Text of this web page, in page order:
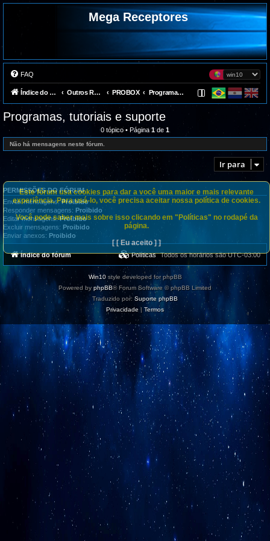
Mega Receptores
FAQ
Índice do fórum Outros Receptores PROBOX Programas, tutoriais e suporte
Programas, tutoriais e suporte
0 tópico • Página1de 1
Não há mensagens neste fórum.
Ir para
PERMISSÕES DO FÓRUM
Enviar mensagens:Proibido
Responder mensagens: Proibido
Editar mensagens:Proibido
Excluir mensagens: Proibido
Enviar anexos: Proibido
Este fórum usa cookies para dar a você uma maior e mais relevante
experiência. Para usá-lo, você precisa aceitar nossa política de cookies.
Você pode saber mais sobre isso clicando em "Políticas" no rodapé da
página.
[ [ Eu aceito ] ]
Índice do fórum Todos os horários sãoUTC-03:00
Políticas
Win10style developed for phpBB
Powered by phpBB® Forum Software © phpBB Limited
Traduzido por: Suporte phpBB
Privacidade | Termos